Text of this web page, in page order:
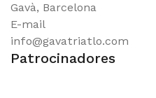
Gavà, Barcelona
E-mail
info@gavatriatlo.com
Patrocinadores